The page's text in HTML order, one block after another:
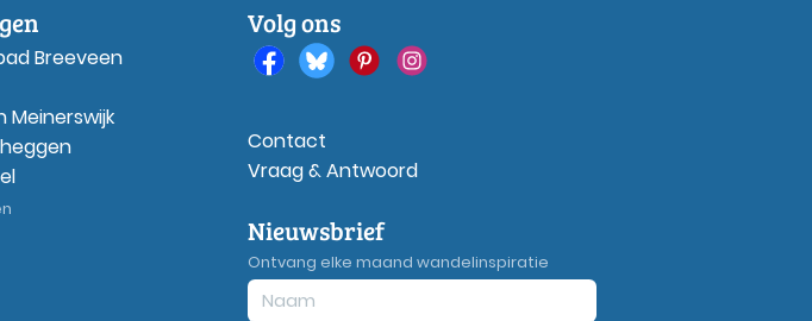
Breeveen
Meinerswijk
Volg ons
Contact
Vraag & Antwoord
Nieuwsbrief
Ontvang elke maand wandelinspiratie